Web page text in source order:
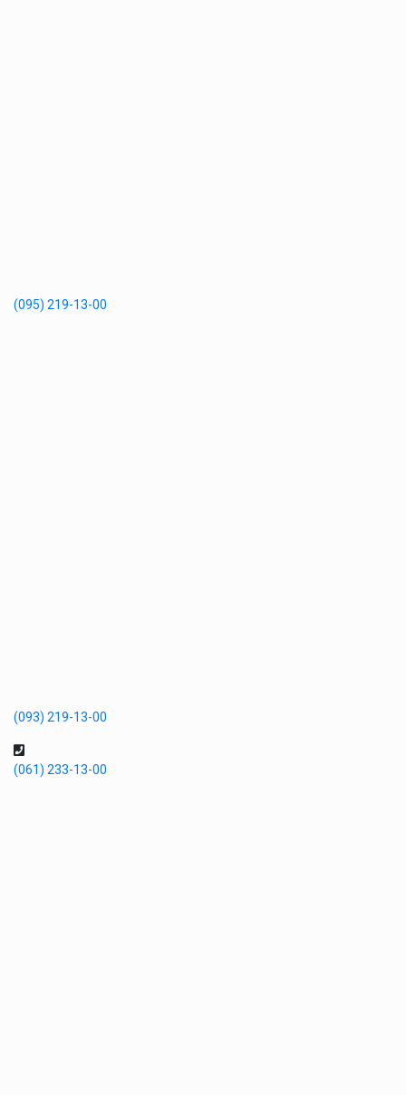
(095) 219-13-00
(093) 219-13-00
(061) 233-13-00